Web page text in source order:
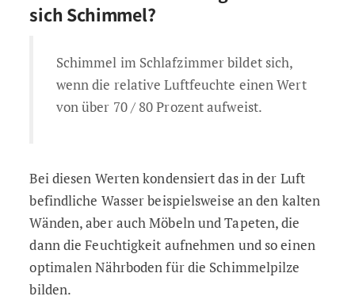
sich Schimmel?
Schimmel im Schlafzimmer bildet sich,
wenn die relative Luftfeuchte einen Wert
von über 70 / 80 Prozent aufweist.
Bei diesen Werten kondensiert das in der Luft
befindliche Wasser beispielsweise an den kalten
Wänden, aber auch Möbeln und Tapeten, die
dann die Feuchtigkeit aufnehmen und so einen
optimalen Nährboden für die Schimmelpilze
bilden.